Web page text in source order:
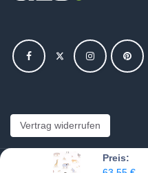
Preis:
Vertrag widerrufen
Copyright © Hajus